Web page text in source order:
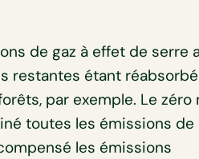
de gaz à effet de serre
restantes étant
par exemple. Le zéro
toutes les émissions de
les émissions